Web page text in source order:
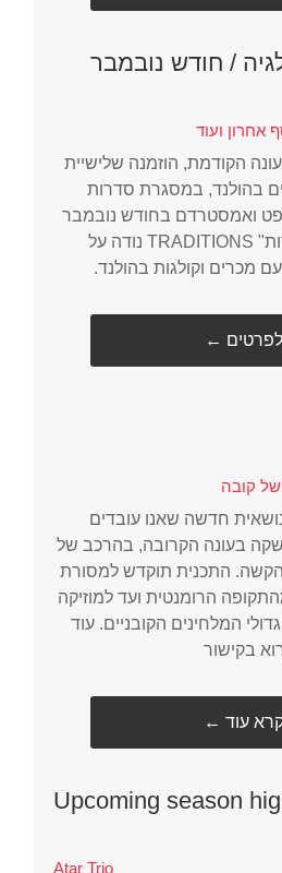
/ חודש נובמבר
אחרון ועוד
הקודמת, הוזמנה שלישיית
בהולנד, במסגרת סדרות
ואמסטרדם בחודש נובמבר
הקרוב בתכנית "מסורות" TRADITIONS נודה על
מכרים וקולגות בהולנד.
← לפרטים
של קובה
חדשה שאנו עובדים
בעונה הקרובה, בהרכב של
הקשה. התכנית תוקדש למסורת
הרומנטית ועד למוזיקה
המלחינים הקובניים. עוד
בקישור
קרא עוד
Upcoming season
Atar Trio